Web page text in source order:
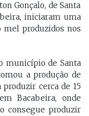
Gonçalo, de Santa
iniciaram uma
mel produzidos nos
município de Santa
a produção de
cerca de 15
Bacabeira, onde
consegue produzir